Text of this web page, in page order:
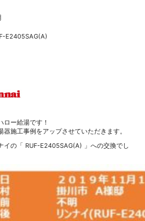
E2405SAG(A)
ロー給湯です！
施工事例をアップさせていただきます。
イの「 RUF-E2405SAG(A) 」への交換でし